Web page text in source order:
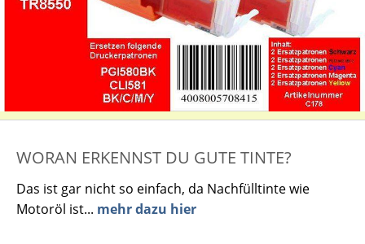
WORAN ERKENNST DU GUTE TINTE?
Das ist gar nicht so einfach, da Nachfülltinte wie
Motoröl ist... mehr dazu hier